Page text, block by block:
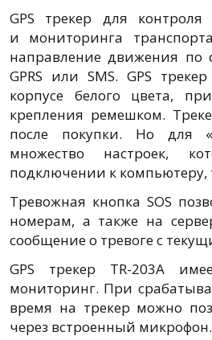
GPS трекер для
и мониторинга
направление движения по
GPRS или SMS. GPS
корпусе белого цвета,
крепления ремешком.
после покупки. Но для
множество настроек,
подключении к компьютеру,
Тревожная кнопка SOS
номерам, а также на
сообщение о тревоге с
GPS трекер TR-203A
мониторинг. При
время на трекер можно
через встроенный микрофон.